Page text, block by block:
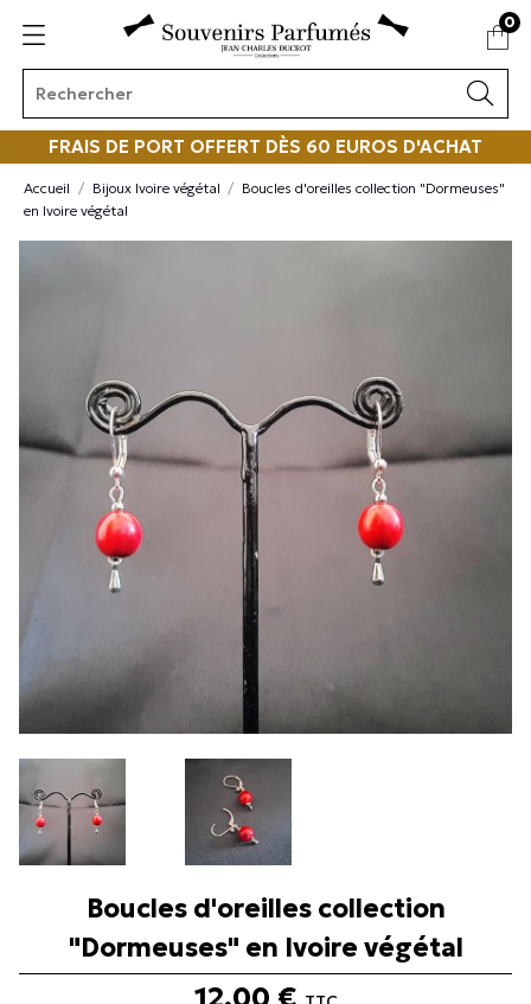
0
FRAIS DE PORT OFFERT DÈS 60 EUROS D'ACHAT
Accueil Bijoux Ivoire végétal
Boucles d'oreilles collection "Dormeuses"
en Ivoire végétal
Boucles d'oreilles collection
"Dormeuses" en Ivoire végétal